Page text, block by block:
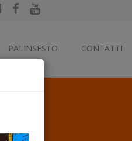
PALINSESTO CONTATTI